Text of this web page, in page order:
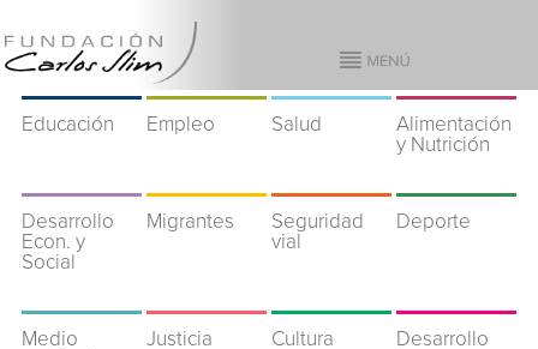
Educación Empleo Salud
Alimentación
y Nutrición
Desarrollo
Econ. y
Social
Migrantes
Seguridad
vial
Deporte
Medio
Justicia Cultura
Desarrollo